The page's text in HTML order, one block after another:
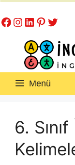
atla
Facebook
Instagram
LinkedIn
Menü
6.